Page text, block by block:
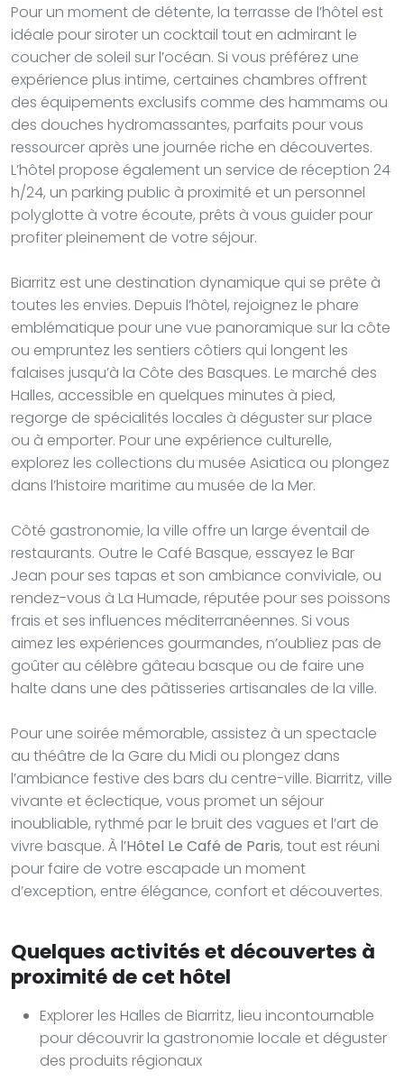
Pour un moment de détente, la terrasse de l’hôtel est
idéale pour siroter un cocktail tout en admirant le
coucher de soleil sur l’océan. Si vous préférez une
expérience plus intime, certaines chambres offrent
des équipements exclusifs comme des hammams ou
des douches hydromassantes, parfaits pour vous
ressourcer après une journée riche en découvertes.
L’hôtel propose également un service de réception 24
h/24, un parking public à proximité et un personnel
polyglotte à votre écoute, prêts à vous guider pour
profiter pleinement de votre séjour.
Biarritz est une destination dynamique qui se prête à
toutes les envies. Depuis l’hôtel, rejoignez le phare
emblématique pour une vue panoramique sur la côte
ou empruntez les sentiers côtiers qui longent les
falaises jusqu’à la Côte des Basques. Le marché des
Halles, accessible en quelques minutes à pied,
regorge de spécialités locales à déguster sur place
ou à emporter. Pour une expérience culturelle,
explorez les collections du musée Asiatica ou plongez
dans l’histoire maritime au musée de la Mer.
Côté gastronomie, la ville offre un large éventail de
restaurants. Outre le Café Basque, essayez le Bar
Jean pour ses tapas et son ambiance conviviale, ou
rendez-vous à La Humade, réputée pour ses poissons
frais et ses influences méditerranéennes. Si vous
aimez les expériences gourmandes, n’oubliez pas de
goûter au célèbre gâteau basque ou de faire une
halte dans une des pâtisseries artisanales de la ville.
Pour une soirée mémorable, assistez à un spectacle
au théâtre de la Gare du Midi ou plongez dans
l’ambiance festive des bars du centre-ville. Biarritz, ville
vivante et éclectique, vous promet un séjour
inoubliable, rythmé par le bruit des vagues et l’art de
vivre basque. À l’Hôtel Le Café de Paris, tout est réuni
pour faire de votre escapade un moment
d’exception, entre élégance, confort et découvertes.
Quelques activités et découvertes à
proximité de cet hôtel
Explorer les Halles de Biarritz, lieu incontournable
pour découvrir la gastronomie locale et déguster
des produits régionaux